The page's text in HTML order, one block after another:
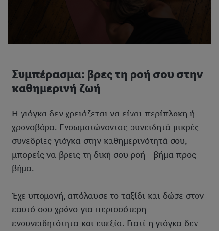
Συμπέρασμα: βρες τη ροή σου στην
καθημερινή ζωή
Η γιόγκα δεν χρειάζεται να είναι περίπλοκη ή
χρονοβόρα. Ενσωματώνοντας συνειδητά μικρές
συνεδρίες γιόγκα στην καθημερινότητά σου,
μπορείς να βρεις τη δική σου ροή - βήμα προς
βήμα.
Έχε υπομονή, απόλαυσε το ταξίδι και δώσε στον
εαυτό σου χρόνο για περισσότερη
ενσυνειδητότητα και ευεξία. Γιατί η γιόγκα δεν